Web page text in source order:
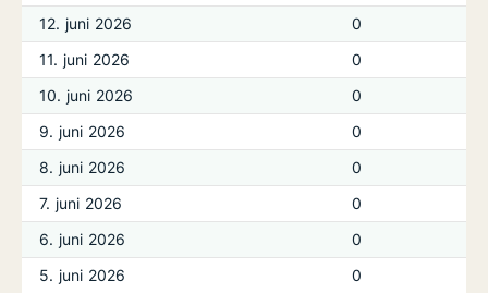
12. juni 2026
0
11. juni 2026
0
10. juni 2026
0
9. juni 2026
0
8. juni 2026
0
7. juni 2026
0
6. juni 2026
0
5. juni 2026
0